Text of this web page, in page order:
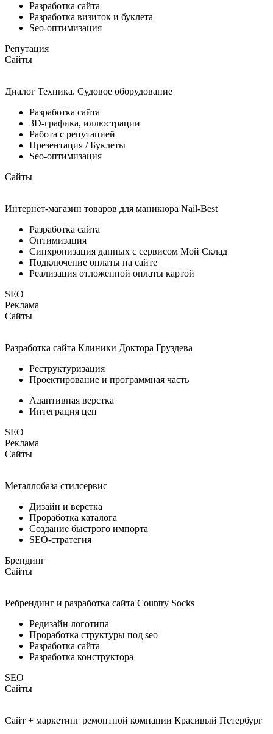
Разработка сайта
Разработка визиток и буклета
Seo-оптимизация
Репутация
Сайты
Диалог Техника. Судовое оборудование
Разработка сайта
3D-графика, иллюстрации
Работа с репутацией
Презентация / Буклеты
Seo-оптимизация
Сайты
Интернет-магазин товаров для маникюра Nail-Best
Разработка сайта
Оптимизация
Синхронизация данных с сервисом Мой Склад
Подключение оплаты на сайте
Реализация отложенной оплаты картой
SEO
Реклама
Сайты
Разработка сайта Клиники Доктора Груздева
Реструктуризация
Проектирование и программная часть
Адаптивная верстка
Интеграция цен
SEO
Реклама
Сайты
Металлобаза стилсервис
Дизайн и верстка
Проработка каталога
Создание быстрого импорта
SEO-стратегия
Брендинг
Сайты
Ребрендинг и разработка сайта Country Socks
Редизайн логотипа
Проработка структуры под seo
Разработка сайта
Разработка конструктора
SEO
Сайты
Сайт + маркетинг ремонтной компании Красивый Петербург